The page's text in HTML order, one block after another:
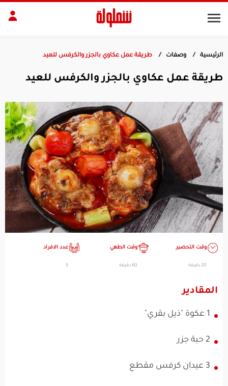
الرئيسية وصفات طريقة عمل عكاوي بالجزر والكرفس للعيد
طريقة عمل عكاوي بالجزر والكرفس للعيد
وقت التحضير
20 دقيقة
وقت الطهي
60 دقيقة
عدد الافراد
5
المقادير
1 عكوة "ذيل بقري"
2 حبة جزر
3 عيدان كرفس مقطع
الجسم
ديكور